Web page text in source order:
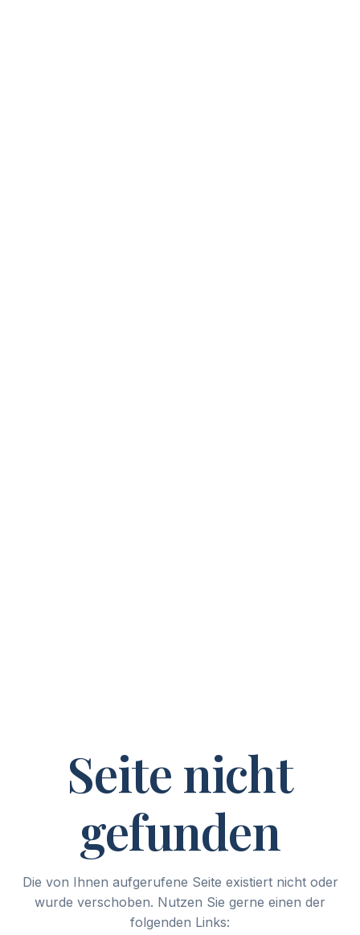
Seite nicht
gefunden
Die von Ihnen aufgerufene Seite existiert nicht oder
wurde verschoben. Nutzen Sie gerne einen der
folgenden Links: